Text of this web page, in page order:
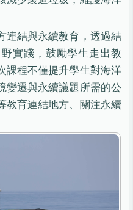
連結與永續教育，透過結
實踐，鼓勵學生走出教
課程不僅提升學生對海洋
變遷與永續議題所需的公
教育連結地方、關注永續